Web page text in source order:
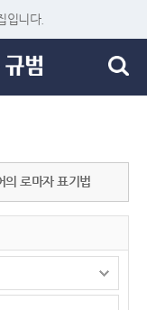
입니다.
의 로마자 표기법